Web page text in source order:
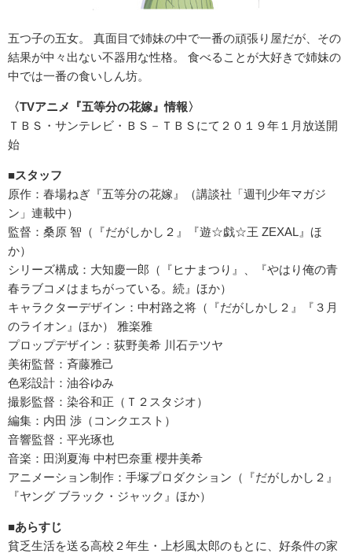
五つ子の五女。 真面目で姉妹の中で一番の頑張り屋だが、その
結果が中々出ない不器用な性格。 食べることが大好きで姉妹の
中では一番の食いしん坊。
〈TVアニメ『五等分の花嫁』情報〉
ＴＢＳ・サンテレビ・ＢＳ－ＴＢＳにて２０１９年１月放送開
始
■スタッフ
原作：春場ねぎ『五等分の花嫁』（講談社「週刊少年マガジ
ン」連載中）
監督：桑原 智（『だがしかし２』『遊☆戯☆王 ZEXAL』ほ
か）
シリーズ構成：大知慶一郎（『ヒナまつり』、『やはり俺の青
春ラブコメはまちがっている。続』ほか）
キャラクターデザイン：中村路之将（『だがしかし２』『３月
のライオン』ほか） 雅楽雅
プロップデザイン：荻野美希 川石テツヤ
美術監督：斉藤雅己
色彩設計：油谷ゆみ
撮影監督：染谷和正（Ｔ２スタジオ）
編集：内田 渉（コンクエスト）
音響監督：平光琢也
音楽：田渕夏海 中村巴奈重 櫻井美希
アニメーション制作：手塚プロダクション（『だがしかし２』
『ヤング ブラック・ジャック』ほか）
■あらすじ
貧乏生活を送る高校２年生・上杉風太郎のもとに、好条件の家